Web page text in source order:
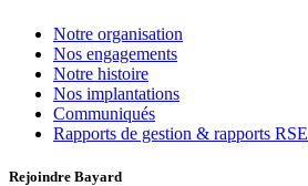
Notre organisation
Nos engagements
Notre histoire
Nos implantations
Communiqués
Rapports de gestion & rapports RSE
Rejoindre Bayard